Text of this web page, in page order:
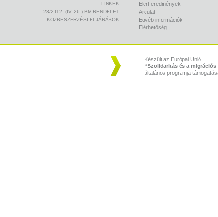
LINKEK
23/2012. (IV. 26.) BM RENDELET
KÖZBESZERZÉSI ELJÁRÁSOK
Elért eredmények
Arculat
Egyéb információk
Elérhetőség
Készült az Európai Unió
“Szolidaritás és a migrációs
általános programja